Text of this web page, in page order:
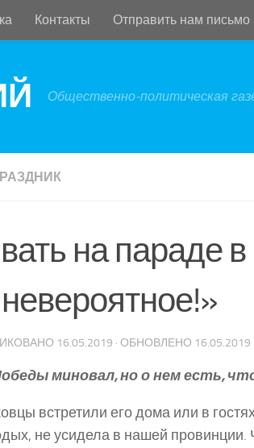
Контакты Отправить нам письмо
Общественно-политическая
на параде
16.05.2019 · ОБНОВЛЕНО 16.05.2019
миновал, но о нем есть,
встретили его дома или в
не усидела в нашей